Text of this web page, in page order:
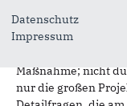
Eine Gemeinde, die
Maßnahme; nicht
nur die großen
Datenschutz
Impressum